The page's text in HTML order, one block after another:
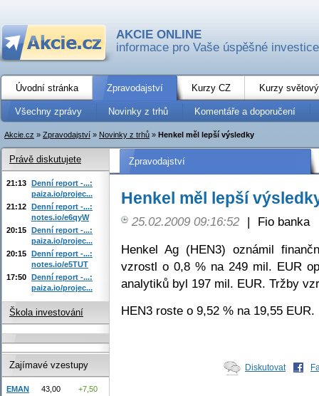
AKCIE ONLINE
informace pro Vaše úspěšné investice
Úvodní stránka Zpravodajství Kurzy CZ Kurzy
Všechny zprávy Novinky z trhů Komentáře a doporučení
Akcie.cz » Zpravodajství » Novinky z trhů » Henkel měl lepší výsledky
Zpravodajství
Henkel měl lepší
25.02.2009 09:16:52 |
Fio banka
Henkel Ag (HEN3) oznámil
vzrostl o 0,8 % na 249 mil. EUR
analytiků byl 197 mil. EUR. Tržby
HEN3 roste o 9,52 % na 19,55 EUR.
Diskutovat
Právě diskutujete
21:13 Denní report -...:
paiza.io/projec...
21:12 Denní report -...:
notes.io/e6qyW
20:15 Denní report -...:
paiza.io/projec...
20:15 Denní report -...:
notes.io/e5TUT
17:50 Denní report -...:
paiza.io/projec...
Škola investování
Zajímavé vzestupy
EMAN 43,00
+7,50